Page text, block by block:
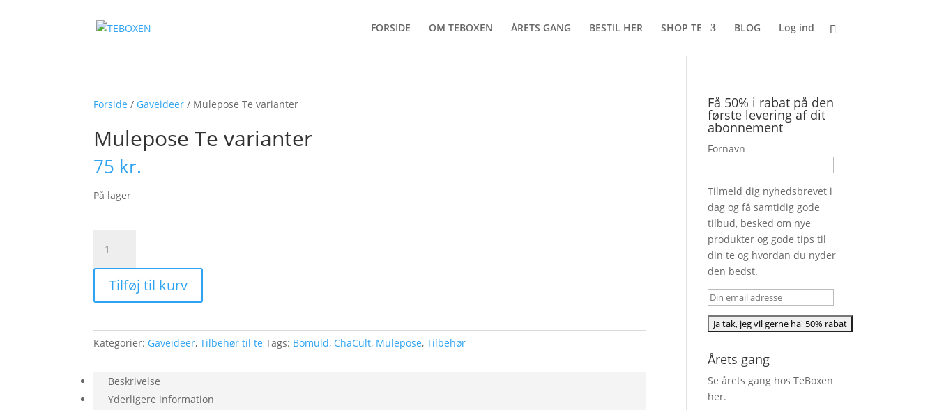
FORSIDE OM TEBOXEN ÅRETS GANG BESTIL HER SHOP TE BLOG Log ind
Forside / Gaveideer / Mulepose Te varianter
Mulepose Te varianter
75 kr.
På lager
varianter
antalTilføj til kurv
Kategorier: Gaveideer,Tilbehør til te Tags: Bomuld, ChaCult, Mulepose,Tilbehør
Beskrivelse
Yderligere information
Få 50% i rabat på den
første levering af dit
abonnement
Fornavn
Tilmeld dig nyhedsbrevet i
dag og få samtidig gode
tilbud, besked om nye
produkter og gode tips til
din te og hvordan du nyder
den bedst.
Årets gang
Se årets gang hos TeBoxen
her.